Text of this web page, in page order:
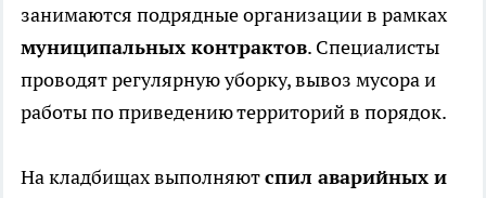
занимаются подрядные организации в рамках
муниципальных контрактов. Специалисты
проводят регулярную уборку, вывоз мусора и
работы по приведению территорий в порядок.
На кладбищах выполняютспил аварийных и